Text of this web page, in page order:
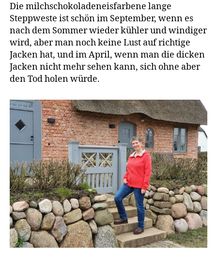
Die milchschokoladeneisfarbene lange
Steppweste ist schön im September, wenn es
nach dem Sommer wieder kühler und windiger
wird, aber man noch keine Lust auf richtige
Jacken hat, und im April, wenn man die dicken
Jacken nicht mehr sehen kann, sich ohne aber
den Tod holen würde.